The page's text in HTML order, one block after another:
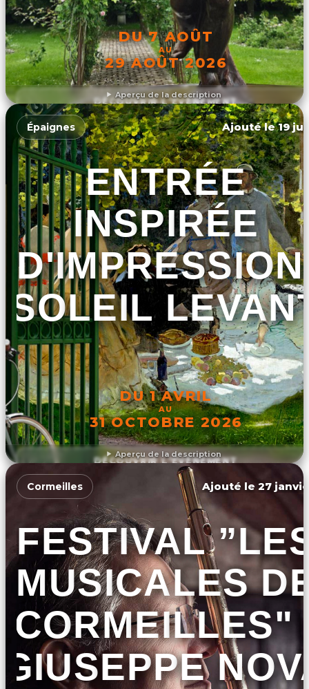
Aperçu de la description
DU 7 AOÛT
AU
29 AOÛT 2026
DÉCOUVRIR L'ÉVÉNEMENT
Aperçu de la description
Épaignes Ajouté le 19
ENTRÉE
INSPIRÉE
SOLEIL
DU 1 AVRIL
AU
31 OCTOBRE 2026
DÉCOUVRIR L'ÉVÉNEMENT
Cormeilles Ajouté le 27
FESTIVAL
MUSICALES
CORMEILLES"
GIUSEPPE